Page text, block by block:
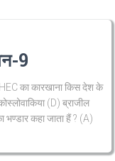
9
का कारखाना किस देश के
(D) ब्राजील
कहा जाता हैं ? (A)